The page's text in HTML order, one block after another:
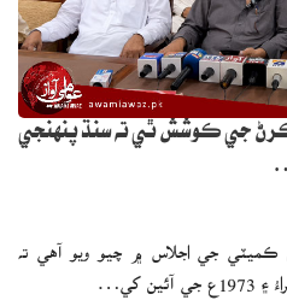
ڪرڻ جي ڪوشش ٿي ته سنڌ پنهنجي
ڪميٽي جي اجلاس ۾ چيو ويو آهي ته